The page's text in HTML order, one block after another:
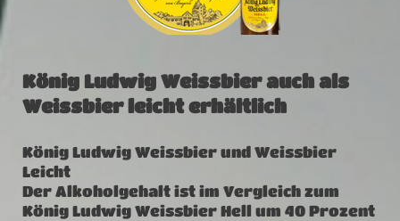
König Ludwig Weissbier auch als
Weissbier leicht erhältlich
König Ludwig Weissbier und Weissbier
Leicht
Der Alkoholgehalt ist im Vergleich zum
König Ludwig Weissbier Hell um 40 Prozent